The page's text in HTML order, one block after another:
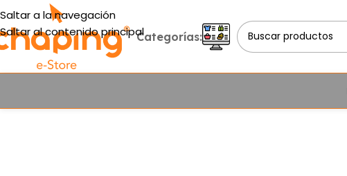
Saltar a la navegación
Saltar al contenido principalCategorías: